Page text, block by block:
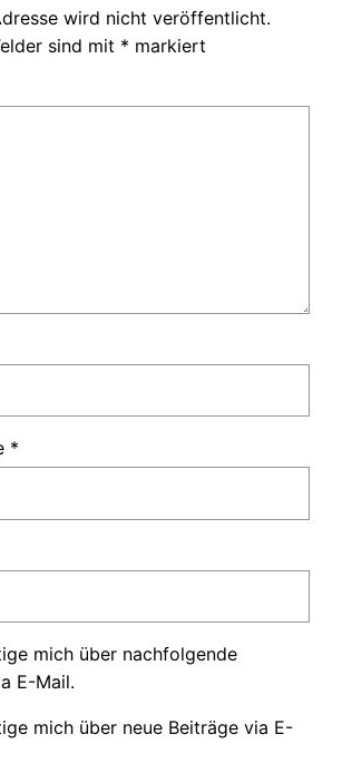
wird nicht veröffentlicht.
sind mit * markiert
*
mich über nachfolgende
E-Mail.
mich über neue Beiträge via E-